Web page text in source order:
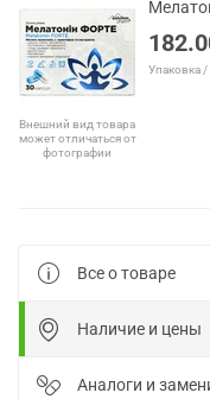
Внешний вид товара
может отличаться от
фотографии
Упаковка /
Все о товаре
Наличие и цены
Аналоги и